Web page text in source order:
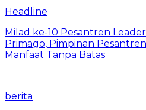
Headline
Milad ke-10 Pesantren
Primago, Pimpinan
Manfaat Tanpa Batas
berita